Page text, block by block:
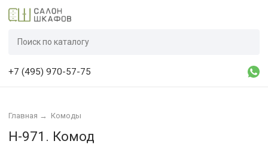
+7 (495) 970-57-75
Главная → Комоды
Н-971. Комод